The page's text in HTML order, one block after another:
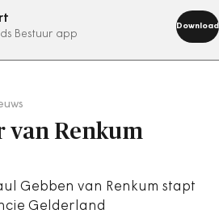
Bestuur app
Download
nu
van Renkum
Gebben van Renkum stapt
Gelderland